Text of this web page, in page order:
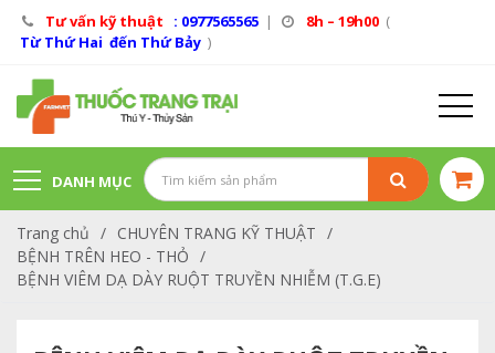
Tư vấn kỹ thuật : 0977565565 | 8h – 19h00 (
Từ Thứ Hai đến Thứ Bảy )
DANH MỤC
SẢN PHẨM
Trang chủ / CHUYÊN TRANG KỸ THUẬT /
BỆNH TRÊN HEO - THỎ /
BỆNH VIÊM DẠ DÀY RUỘT TRUYỀN NHIỄM (T.G.E)